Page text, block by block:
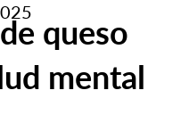
queso
mental